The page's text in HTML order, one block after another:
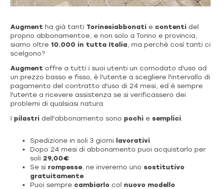
Augment ha già tanti Torinesiabbonati e contenti del
proprio abbonamentoe, e non solo a Torino e provincia,
siamo oltre 10.000 in tutta Italia, ma perchè così tanti ci
scelgono?
Augment offre a tutti i suoi utenti un comodato d'uso ad
un prezzo basso e fisso, è l'utente a scegliere l'intervallo di
pagamento del contratto d'uso di 24 mesi, ed è sempre
l'utente a ricevere assistenza se si verificassero dei
problemi di qualsiasi natura.
I pilastri dell'abbonamento sono pochi e semplici:
Spedizione in soli 3 giorni
lavorativi
Dopo 24 mesi di abbonamento puoi acquistarlo per
soli 29,00€
Se si rompesse, ne inveremo uno sostitutivo
gratuitamente
Puoi sempre cambiarlo col nuovo modello